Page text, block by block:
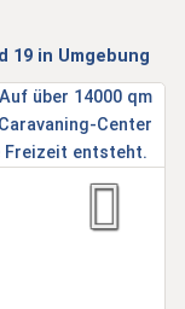
19 in Umgebung